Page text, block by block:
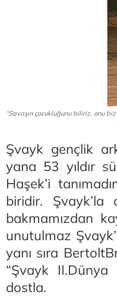
“Savaşın çocukluğunu biliriz, onu
Şvayk gençlik
yana 53 yıldır
Haşek’i
biridir. Şvayk’la
bakmamızdan
unutulmaz
yanı sıra
“Şvayk II.Dünya
dostla.